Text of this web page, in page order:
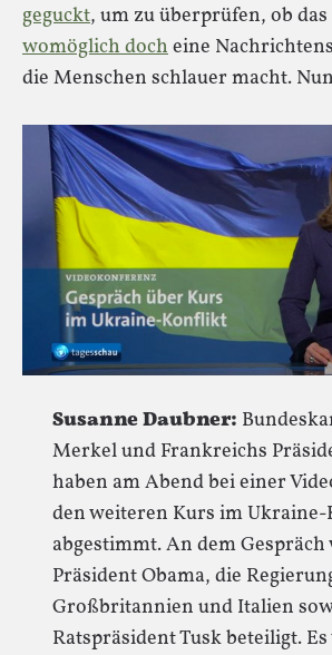
geguckt, um zu überprüfen, ob das
womöglich docheine
die Menschen schlauer macht.
Susanne Daubner:
Merkel und Frankreichs
haben am Abend bei einer
den weiteren Kurs im
abgestimmt. An dem Gespräch
Präsident Obama, die
Großbritannien und Italien
Ratspräsident Tusk beteiligt.